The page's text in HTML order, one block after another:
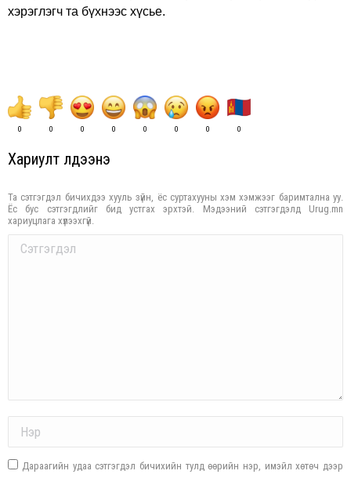
хэрэглэгч та бүхнээс хүсье.
0 0 0 0 0 0 0 0
Хариулт үлдээнэ үү
Та сэтгэгдэл бичихдээ хууль зүйн, ёс суртахууны хэм хэмжээг баримтална уу.
Ёс бус сэтгэгдлийг бид устгах эрхтэй. Мэдээний сэтгэгдэлд Urug.mn
хариуцлага хүлээхгүй.
Comment
Дараагийн удаа сэтгэгдэл бичихийн тулд өөрийн нэр, имэйл хөтөч дээр